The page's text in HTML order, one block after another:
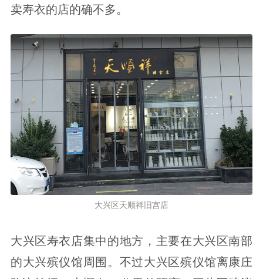
卖寿衣的店的确不多。
大兴区天顺祥旧宫店
大兴区寿衣店集中的地方，主要在大兴区南部
的大兴殡仪馆周围。不过大兴区殡仪馆离康庄